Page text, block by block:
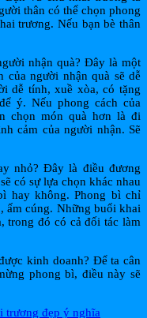
thân có thể chọn phong
trương. Nếu bạn bè thân
nhận quà? Đây là một
người nhận quà sẽ dễ
dễ tính, xuề xòa, có tặng
ý. Nếu phong cách của
chọn món quà hơn là đi
cảm của người nhận. Sẽ
nhỏ? Đây là điều đương
có sự lựa chọn khác nhau
hay không. Phong bì chỉ
ấm cúng. Những buổi khai
trong đó có cả đối tác làm
kinh doanh? Để ta cân
phong bì, điều này sẽ